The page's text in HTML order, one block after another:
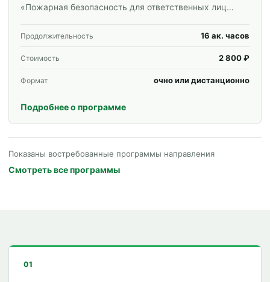
«Пожарная безопасность для ответственных лиц
специалистов и корпоративных групп.
Продолжительность 16 ак. часов
Стоимость 2 800 ₽
Формат очно или дистанционно
Подробнее о программе
Показаны востребованные программы направления
Смотреть все программы
01